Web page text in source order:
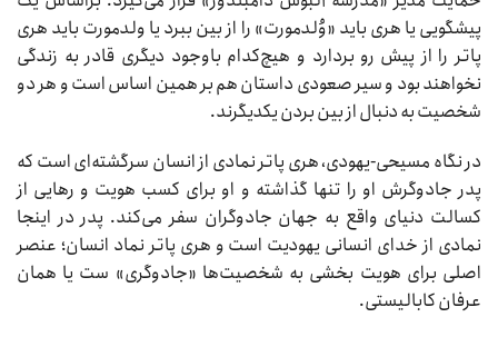
پیشگویی یا هری باید «وُلدمورت» را از بین ببرد یا ولدمورت باید هری
پاتر را از پیش رو بردارد و هیچ‌کدام باوجود دیگری قادر به زندگی
نخواهند بود و سیر صعودی داستان هم بر همین اساس است و هر دو
شخصیت به دنبال از بین بردن یکدیگرند.
در نگاه مسیحی-یهودی، هری پاتر نمادی از انسان سرگشته‌ای است که
پدر جادوگرش او را تنها گذاشته و او برای کسب هویت و رهایی از
کسالت دنیای واقع به جهان جادوگران سفر می‌کند. پدر در اینجا
نمادی از خدای انسانی یهودیت است و هری پاتر نماد انسان؛ عنصر
اصلی برای هویت بخشی به شخصیت‌ها «جادوگری» ست یا همان
عرفان کابالیستی.